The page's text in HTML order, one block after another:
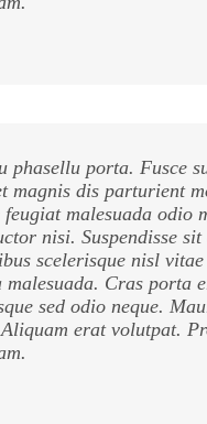
phasellu porta. Fusce
magnis dis parturient
malesuada odio
nisi. Suspendisse
scelerisque nisl vitae
Cras porta
sed odio neque.
erat volutpat.